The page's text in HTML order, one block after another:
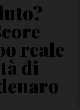
reale
di